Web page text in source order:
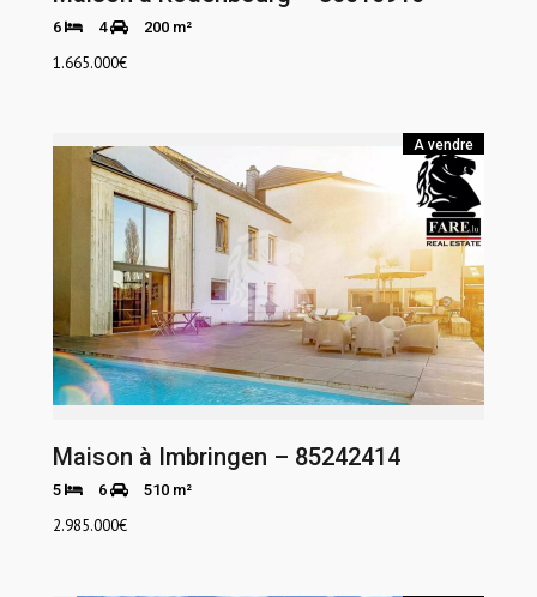
6 4 200 m²
1.665.000€
A vendre
Maison à Imbringen – 85242414
5 6 510 m²
2.985.000€